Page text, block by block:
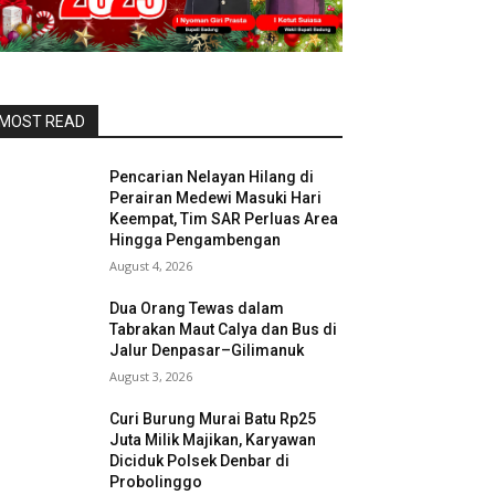
READ
Pencarian Nelayan Hilang di
Perairan Medewi Masuki Hari
Keempat, Tim SAR Perluas Area
Hingga Pengambengan
August 4, 2026
Dua Orang Tewas dalam
Tabrakan Maut Calya dan Bus di
Jalur Denpasar–Gilimanuk
August 3, 2026
Curi Burung Murai Batu Rp25
Juta Milik Majikan, Karyawan
Diciduk Polsek Denbar di
Probolinggo